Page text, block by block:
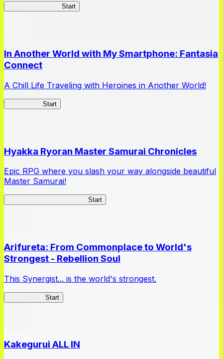
Start
In Another World with My Smartphone: Fantasia
Connect
A Chill Life Traveling with Heroines in Another World!
Start
Hyakka Ryoran Master Samurai Chronicles
Epic RPG where you slash your way alongside beautiful
Master Samurai!
Start
Arifureta: From Commonplace to World's
Strongest - Rebellion Soul
This Synergist... is the world's strongest.
Start
Kakegurui ALL IN